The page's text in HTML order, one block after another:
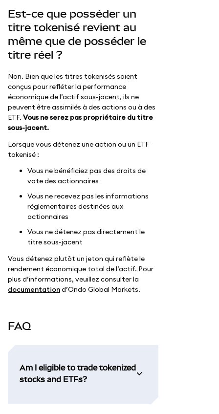
Est-ce que posséder un
titre tokenisé revient au
même que de posséder le
titre réel ?
Non. Bien que les titres tokenisés soient
conçus pour refléter la performance
économique de l’actif sous-jacent, ils ne
peuvent être assimilés à des actions ou à des
ETF. Vous ne serez pas propriétaire du titre
sous-jacent.
Lorsque vous détenez une action ou un ETF
tokenisé :
Vous ne bénéficiez pas des droits de
vote des actionnaires
Vous ne recevez pas les informations
réglementaires destinées aux
actionnaires
Vous ne détenez pas directement le
titre sous-jacent
Vous détenez plutôt un jeton qui reflète le
rendement économique total de l’actif. Pour
plus d’informations, veuillez consulter la
documentationd’Ondo Global Markets.
FAQ
Am I eligible to trade tokenized
stocks and ETFs?